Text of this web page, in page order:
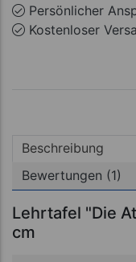
Persönlicher
Kostenloser
Beschreibung
Bewertungen (1)
Lehrtafel "Die
cm